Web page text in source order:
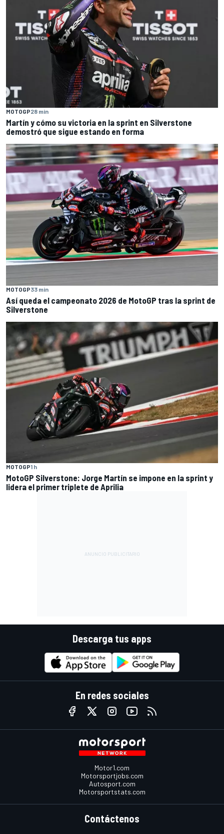
MOTOGP28 min
Martín y cómo su victoria en la sprint en Silverstone
demostró que sigue estando en forma
MOTOGP33 min
Así queda el campeonato 2026 de MotoGP tras la sprint de
Silverstone
MOTOGP1 h
MotoGP Silverstone: Jorge Martín se impone en la sprint y
lidera el primer triplete de Aprilia
Descarga tus apps
En redes sociales
Motor1.com
Motorsportjobs.com
Autosport.com
Motorsportstats.com
Contáctenos